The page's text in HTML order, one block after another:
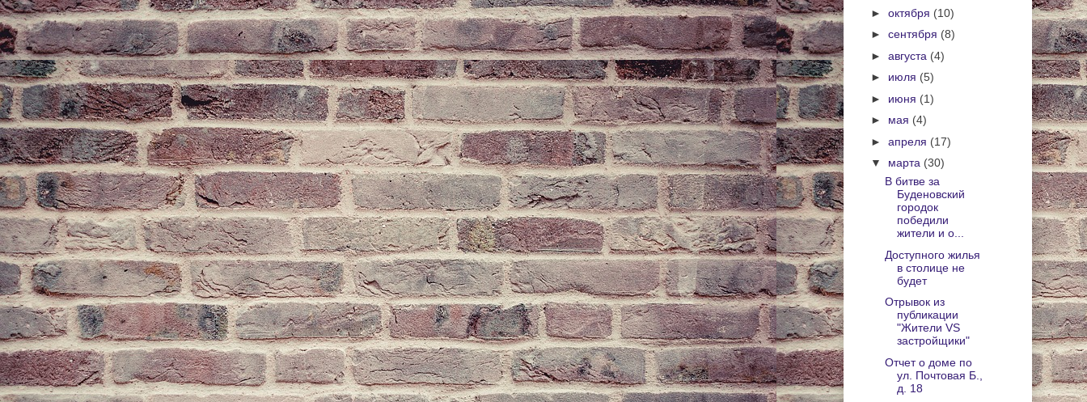
► октября (10)
► сентября (8)
► августа (4)
► июля (5)
► июня (1)
► мая (4)
► апреля (17)
▼ марта (30)
В битве за
Буденовский
городок
победили
жители и о...
Доступного жилья
в столице не
будет
Отрывок из
публикации
"Жители VS
застройщики"
Отчет о доме по
ул. Почтовая Б.,
д. 18